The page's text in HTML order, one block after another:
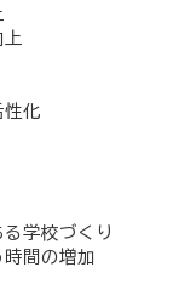
上
性化
学校づくり
間の増加